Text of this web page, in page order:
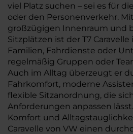
viel Platz suchen – sei es für
oder den Personenverkehr.
großzügigen Innenraum und
Sitzplätzen ist der T7
Familien, Fahrdienste oder
regelmäßig Gruppen oder
Auch im Alltag überzeugt er
Fahrkomfort, moderne
flexible Sitzanordnung, die
Anforderungen anpassen
Komfort und
Caravelle von VW einen